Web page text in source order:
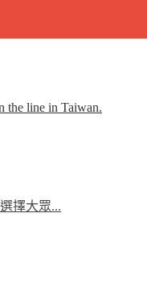
the line in Taiwan.
擇大眾...